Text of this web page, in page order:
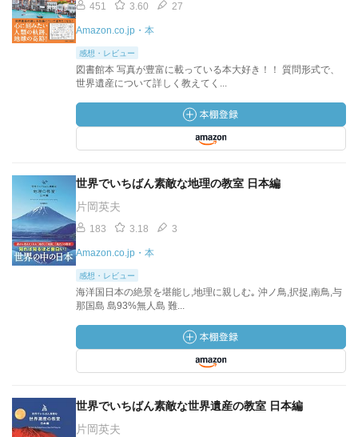
451 3.60 27
Amazon.co.jp・本
感想・レビュー
図書館本 写真が豊富に載っている本大好き！！ 質問形式で、
世界遺産について詳しく教えてく...
世界でいちばん素敵な地理の教室 日本編
片岡英夫
183 3.18 3
Amazon.co.jp・本
感想・レビュー
海洋国日本の絶景を堪能し,地理に親しむ｡ 沖ノ鳥,択捉,南鳥,与
那国島 島93%無人島 難...
世界でいちばん素敵な世界遺産の教室 日本編
片岡英夫